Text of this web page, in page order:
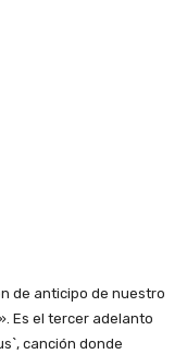
de anticipo de nuestro
Es el tercer adelanto
canción donde